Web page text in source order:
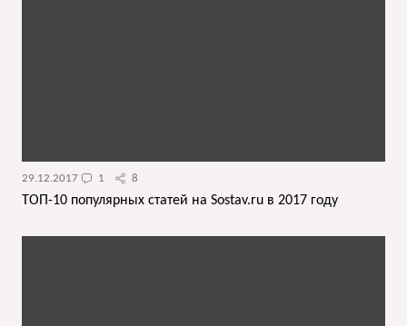
29.12.2017 1 8
ТОП-10 популярных статей на Sostav.ru в 2017 году